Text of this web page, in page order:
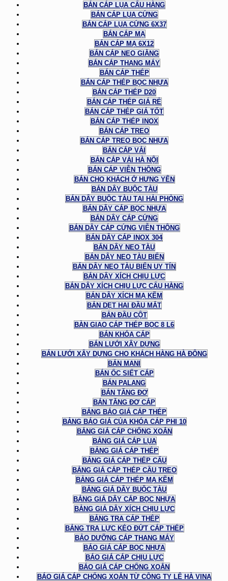
BÁN CÁP LỤA CẨU HÀNG
BÁN CÁP LỤA CỨNG
BÁN CÁP LỤA CỨNG 6X37
BÁN CÁP MẠ
BÁN CÁP MẠ 6X12
BÁN CÁP NEO GIẰNG
BÁN CÁP THANG MÁY
BÁN CÁP THÉP
BÁN CÁP THÉP BỌC NHỰA
BÁN CÁP THÉP D20
BÁN CÁP THÉP GIÁ RẺ
BÁN CÁP THÉP GIÁ TỐT
BÁN CÁP THÉP INOX
BÁN CÁP TREO
BÁN CÁP TREO BỌC NHỰA
BÁN CÁP VẢI
BÁN CÁP VẢI HÀ NỘI
BÁN CÁP VIỄN THÔNG
BÁN CHO KHÁCH Ở HƯNG YÊN
BÁN DÂY BUỘC TÀU
BÁN DÂY BUỘC TÀU TẠI HẢI PHÒNG
BÁN DÂY CÁP BỌC NHỰA
BÁN DÂY CÁP CỨNG
BÁN DÂY CÁP CỨNG VIỄN THÔNG
BÁN DÂY CÁP INOX 304
BÁN DÂY NEO TÀU
BÁN DÂY NEO TÀU BIỂN
BÁN DÂY NEO TÀU BIỂN UY TÍN
BÁN DÂY XÍCH CHỊU LỰC
BÁN DÂY XÍCH CHỊU LỰC CẨU HÀNG
BÁN DÂY XÍCH MẠ KẼM
BẢN DẸT HAI ĐẦU MẮT
BẢN ĐẦU CỘT
BÀN GIAO CÁP THÉP BỌC 8 L6
BÁN KHÓA CÁP
BÁN LƯỚI XÂY DỰNG
BÁN LƯỚI XÂY DỰNG CHO KHÁCH HÀNG HÀ ĐÔNG
BÁN MANI
BÁN ỐC SIẾT CÁP
BÁN PALANG
BÁN TĂNG ĐƠ
BÁN TĂNG ĐƠ CÁP
BẢNG BÁO GIÁ CÁP THÉP
BẢNG BÁO GIÁ CỦA KHÓA CÁP PHI 10
BẢNG GIÁ CÁP CHỐNG XOẮN
BẢNG GIÁ CÁP LỤA
BẢNG GIÁ CÁP THÉP
BẢNG GIÁ CÁP THÉP CẨU
BẢNG GIÁ CÁP THÉP CẦU TREO
BẢNG GIÁ CÁP THÉP MẠ KẼM
BẢNG GIÁ DÂY BUỘC TÀU
BẢNG GIÁ DÂY CÁP BỌC NHỰA
BẢNG GIÁ DÂY XÍCH CHỊU LỰC
BẢNG TRA CÁP THÉP
BẢNG TRA LỰC KÉO ĐỨT CÁP THÉP
BẢO DƯỠNG CÁP THANG MÁY
BÁO GIÁ CÁP BỌC NHỰA
BÁO GIÁ CÁP CHỊU LỰC
BÁO GIÁ CÁP CHỐNG XOẮN
BÁO GIÁ CÁP CHỐNG XOẮN TỪ CÔNG TY LÊ HÀ VINA